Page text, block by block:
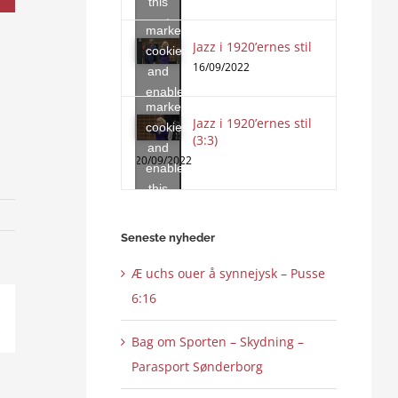
content
accept
marketing
cookies
and
enable
this
content
Jazz i 1920’ernes stil
16/09/2022
Click
to
accept
marketing
cookies
and
enable
this
Jazz i 1920’ernes stil
(3:3)
20/09/2022
Seneste nyheder
Æ uchs ouer å synnejysk – Pusse
6:16
Bag om Sporten – Skydning –
Parasport Sønderborg